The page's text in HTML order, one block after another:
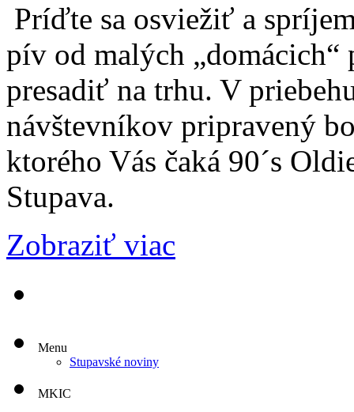
Príďte sa osviežiť a
pív od malých „domácich“
presadiť na trhu. V
návštevníkov pripravený
ktorého Vás čaká 90´s
Stupava.
Zobraziť viac
Menu
Stupavské noviny
MKIC